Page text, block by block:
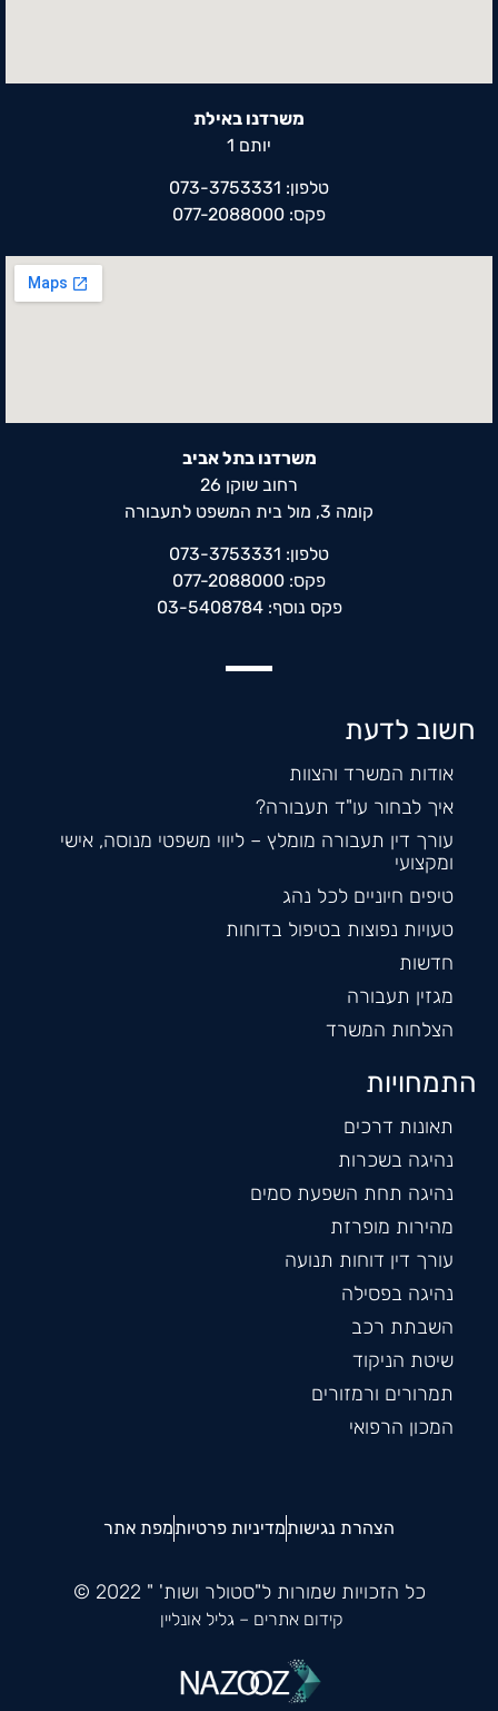
משרדנו באילת
יותם 1
טלפון: 073-3753331
פקס: 077-2088000
משרדנו בתל אביב
רחוב שוקן 26
קומה 3, מול בית המשפט לתעבורה
טלפון: 073-3753331
פקס: 077-2088000
פקס נוסף: 03-5408784
חשוב לדעת
אודות המשרד והצוות
איך לבחור עו"ד תעבורה?
עורך דין תעבורה מומלץ – ליווי משפטי מנוסה, אישי
ומקצועי
טיפים חיוניים לכל נהג
טעויות נפוצות בטיפול בדוחות
חדשות
מגזין תעבורה
הצלחות המשרד
התמחויות
תאונות דרכים
נהיגה בשכרות
נהיגה תחת השפעת סמים
מהירות מופרזת
עורך דין דוחות תנועה
נהיגה בפסילה
השבתת רכב
שיטת הניקוד
תמרורים ורמזורים
המכון הרפואי
הצהרת נגישותמדיניות פרטיותמפת אתר
כל הזכויות שמורות ל"סטולר ושות' " 2022 ©
קידום אתרים – גליל אונליין